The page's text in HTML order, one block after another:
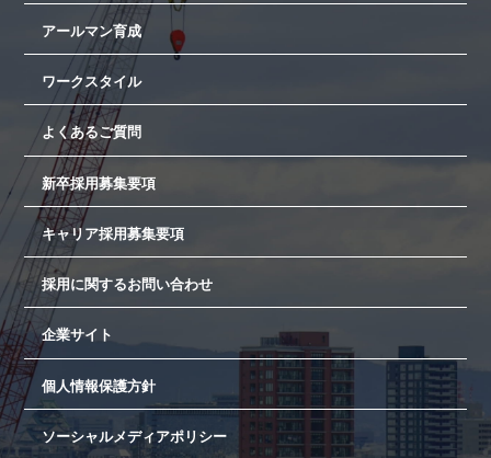
アールマン育成
ワークスタイル
よくあるご質問
新卒採用募集要項
キャリア採用募集要項
採用に関するお問い合わせ
企業サイト
個人情報保護方針
ソーシャルメディアポリシー